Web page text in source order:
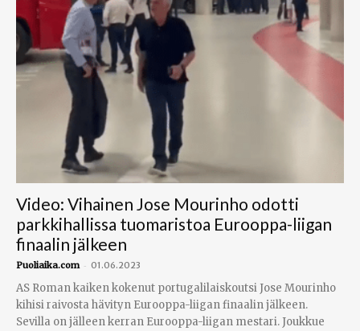
Video: Vihainen Jose Mourinho odotti
parkkihallissa tuomaristoa Eurooppa-liigan
finaalin jälkeen
Puoliaika.com - 01.06.2023
AS Roman kaiken kokenut portugalilaiskoutsi Jose Mourinho
kihisi raivosta hävityn Eurooppa-liigan finaalin jälkeen.
Sevilla on jälleen kerran Eurooppa-liigan mestari. Joukkue